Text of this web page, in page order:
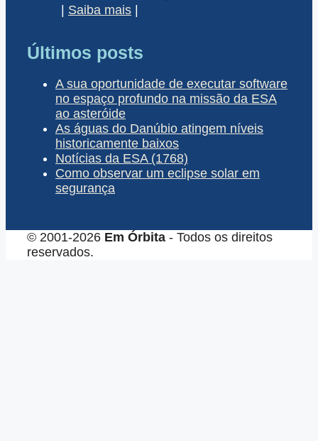
| Saiba mais |
Últimos posts
A sua oportunidade de executar software
no espaço profundo na missão da ESA
ao asteróide
As águas do Danúbio atingem níveis
historicamente baixos
Notícias da ESA (1768)
Como observar um eclipse solar em
segurança
© 2001-2026 Em Órbita - Todos os direitos
reservados.